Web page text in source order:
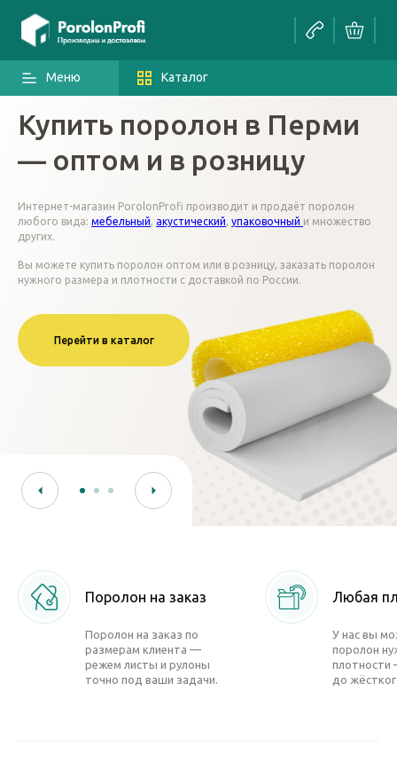
Меню Каталог
Купить поролон в Перми
— оптом и в розницу
Интернет-магазин PorolonProfi производит и продаёт поролон
любого вида: мебельный, акустический, упаковочный и множество
других.
Вы можете купить поролон оптом или в розницу, заказать поролон
нужного размера и плотности с доставкой по России.
Перейти в каталог
Поролон на заказ
Поролон на заказ по
размерам клиента —
режем листы и рулоны
точно под ваши задачи.
Любая
У нас вы
поролон
плотности
до